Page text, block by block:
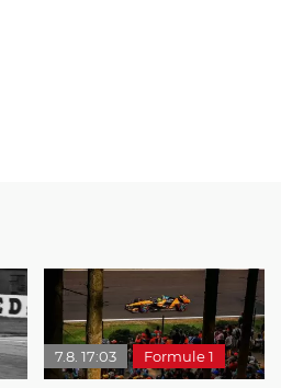
7.8. 17:03 Formule 1